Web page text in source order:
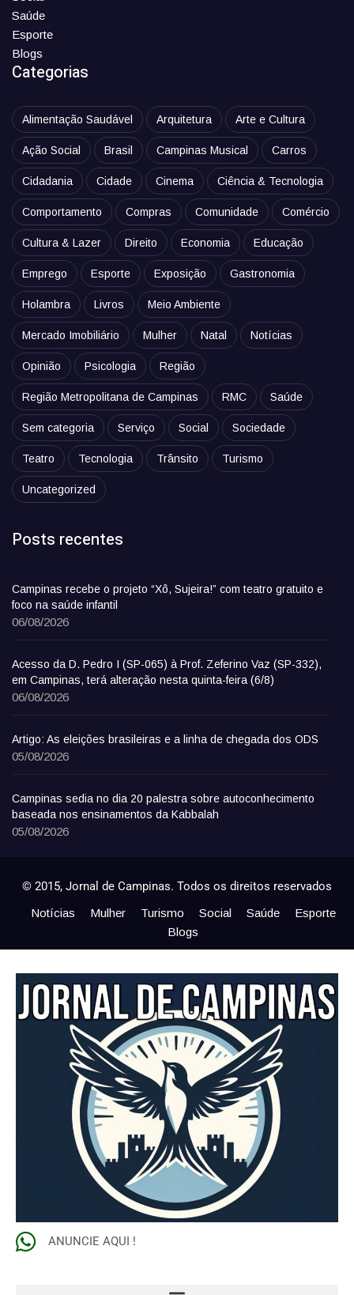
Saúde
Esporte
Blogs
Categorias
Alimentação Saudável Arquitetura Arte e Cultura
Ação Social Brasil Campinas Musical Carros
Cidadania Cidade Cinema Ciência & Tecnologia
Comportamento Compras Comunidade Comércio
Cultura & Lazer Direito Economia Educação
Emprego Esporte Exposição Gastronomia
Holambra Livros Meio Ambiente
Mercado Imobiliário Mulher Natal Notícias
Opinião Psicologia Região
Região Metropolitana de Campinas RMC Saúde
Sem categoria Serviço Social Sociedade
Teatro Tecnologia Trânsito Turismo
Uncategorized
Posts recentes
Campinas recebe o projeto “Xô, Sujeira!” com teatro gratuito e
foco na saúde infantil
06/08/2026
Acesso da D. Pedro I (SP-065) à Prof. Zeferino Vaz (SP-332),
em Campinas, terá alteração nesta quinta-feira (6/8)
06/08/2026
Artigo: As eleições brasileiras e a linha de chegada dos ODS
05/08/2026
Campinas sedia no dia 20 palestra sobre autoconhecimento
baseada nos ensinamentos da Kabbalah
05/08/2026
© 2015, Jornal de Campinas. Todos os direitos reservados
Notícias Mulher Turismo Social Saúde
Esporte
Blogs
ANUNCIE AQUI !